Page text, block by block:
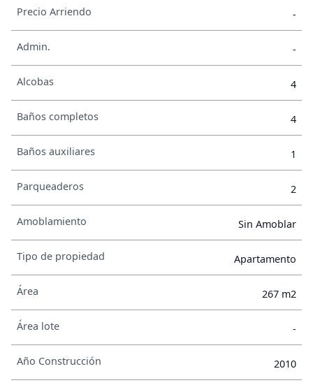
Precio Arriendo -
Admin. -
Alcobas 4
Baños completos 4
Baños auxiliares 1
Parqueaderos 2
Amoblamiento Sin Amoblar
Tipo de propiedad Apartamento
Área 267 m2
Área lote -
Año Construcción 2010